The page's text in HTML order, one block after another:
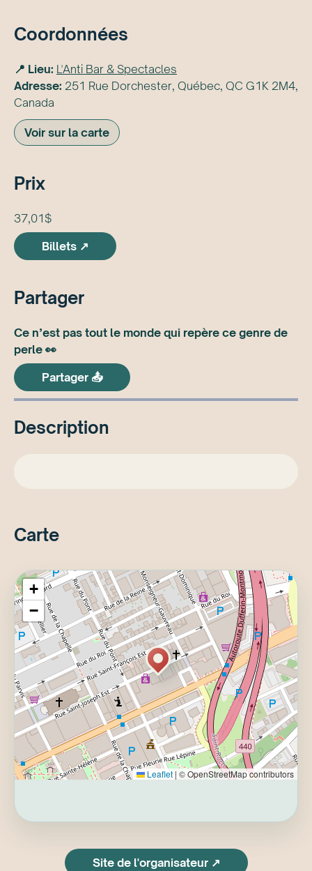
Coordonnées
📍 Lieu: L'Anti Bar & Spectacles
Adresse: 251 Rue Dorchester, Québec, QC G1K 2M4,
Canada
Voir sur la carte
Prix
37,01$
Billets ↗
Partager
Ce n’est pas tout le monde qui repère ce genre de
perle 👀
Partager 📤
Description
Carte
+
−
Leaflet |© OpenStreetMap contributors
Site de l'organisateur ↗